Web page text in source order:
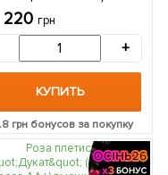
сорт 1 шт в
220 грн
+
КУПИТЬ
грн бонусов за покупку